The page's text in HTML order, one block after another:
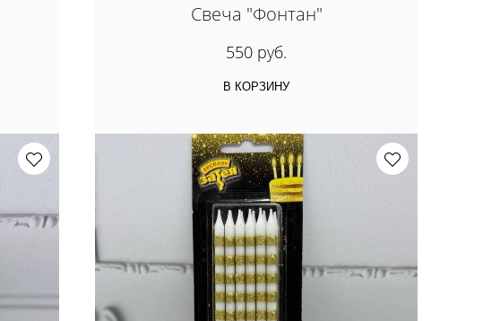
Свеча "Фонтан"
550 руб.
В КОРЗИНУ